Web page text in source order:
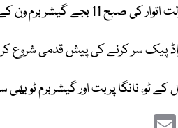
ون کے ٹاپ پر پہنچے تھے۔
پیک سر کرنے کی پیش قدمی شروع
نانگا پربت اور گیشربرم ٹو بھی
Email